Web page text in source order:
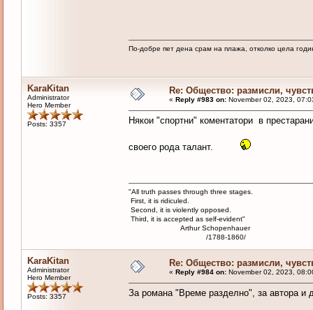
По-добре пет дена срам на плажа, отколко цела
KaraKitan
Administrator
Hero Member
Posts: 3357
Re: Общество: размисли,
« Reply #983 on:November 02, 2023,
Някои "спортни" коментатори в
своего рода талант.
"All truth passes through three stages.
First, it is ridiculed.
Second, it is violently opposed.
Third, it is accepted as self-evident"
Arthur Schopenhauer
/1788-1860/
KaraKitan
Administrator
Hero Member
Posts: 3357
Re: Общество: размисли,
« Reply #984 on:November 02, 2023,
За романа "Време разделно", за автора и